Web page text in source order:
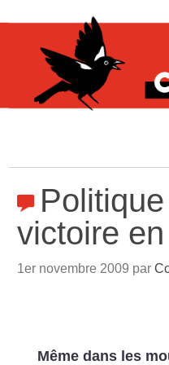
victoire
1er novembre 2009 par
Même dans les